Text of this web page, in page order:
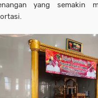
yang semakin